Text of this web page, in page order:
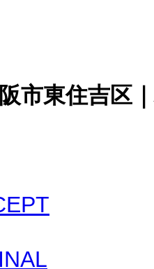
市東住吉区